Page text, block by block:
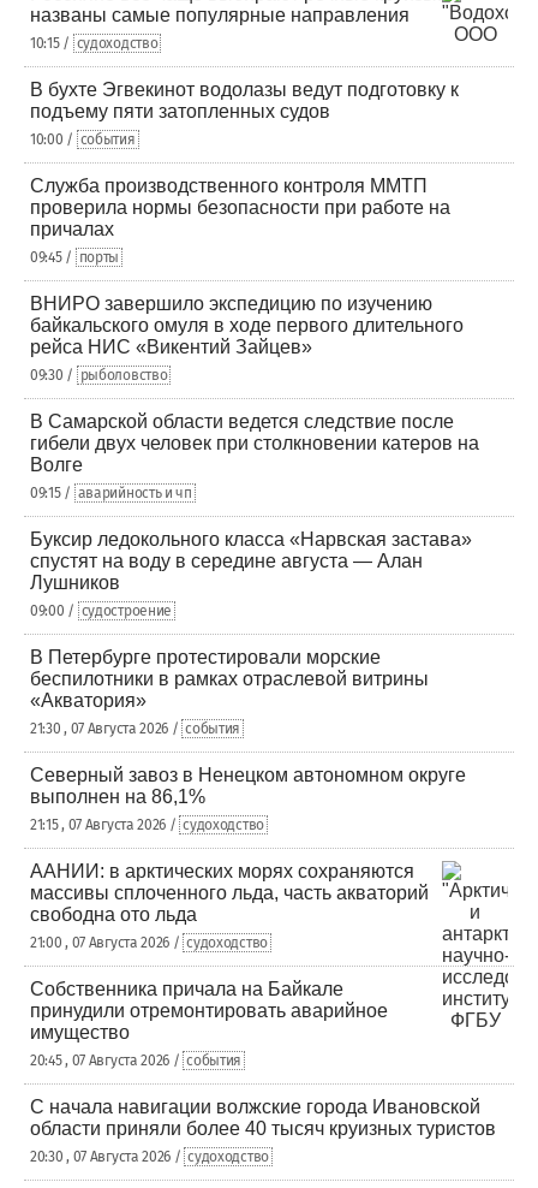
названы самые популярные направления
10:15 / судоходство
В бухте Эгвекинот водолазы ведут подготовку к
подъему пяти затопленных судов
10:00 / события
Служба производственного контроля ММТП
проверила нормы безопасности при работе на
причалах
09:45 / порты
ВНИРО завершило экспедицию по изучению
байкальского омуля в ходе первого длительного
рейса НИС «Викентий Зайцев»
09:30 / рыболовство
В Самарской области ведется следствие после
гибели двух человек при столкновении катеров на
Волге
09:15 / аварийность и чп
Буксир ледокольного класса «Нарвская застава»
спустят на воду в середине августа — Алан
Лушников
09:00 / судостроение
В Петербурге протестировали морские
беспилотники в рамках отраслевой витрины
«Акватория»
21:30 , 07 Августа 2026 / события
Северный завоз в Ненецком автономном округе
выполнен на 86,1%
21:15 , 07 Августа 2026 / судоходство
ААНИИ: в арктических морях сохраняются
массивы сплоченного льда, часть акваторий
свободна ото льда
21:00 , 07 Августа 2026 / судоходство
Собственника причала на Байкале
принудили отремонтировать аварийное
имущество
20:45 , 07 Августа 2026 / события
С начала навигации волжские города Ивановской
области приняли более 40 тысяч круизных туристов
20:30 , 07 Августа 2026 / судоходство